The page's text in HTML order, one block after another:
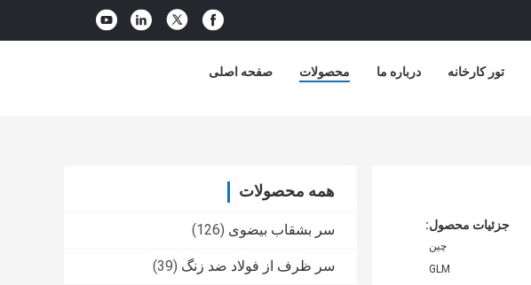
صفحه اصلی محصولات درباره ما تور کارخانه
همه محصولات
سر بشقاب بیضوی (126)
سر ظرف از فولاد ضد زنگ (39)
جزئیات محصول:
چین
GLM